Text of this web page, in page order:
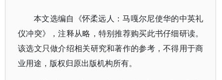
本文选编自《怀柔远人：马嘎尔尼使华的中英礼
仪冲突》，注释从略，特别推荐购买此书仔细研读。
该选文只做介绍相关研究和著作的参考，不得用于商
业用途，版权归原出版机构所有。